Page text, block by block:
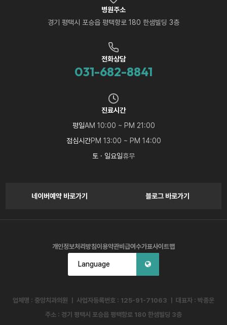
병원주소
경기 평택시 포승읍 평택항로 180 한샘빌딩 3층
전화상담
031-682-8841
진료시간
평일AM 10:00 ~ PM 21:00
점심시간PM 13:00 ~ PM 14:00
토 · 일요일휴무
네이버예약 바로가기 블로그 바로가기
개인정보처리방침이용약관비급여수가표사이트맵
Language
업체명 : 중앙치과의원 ㅣ 사업자등록번호 : 125-91-71063 ㅣ 대표자 : 박종운
주소 : 경기 평택시 포승읍 평택항로 180 한샘빌딩 3층